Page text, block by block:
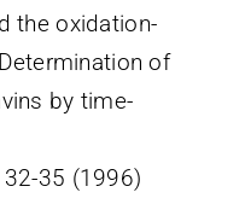
the oxidation-
of
by time-
32-35 (1996)